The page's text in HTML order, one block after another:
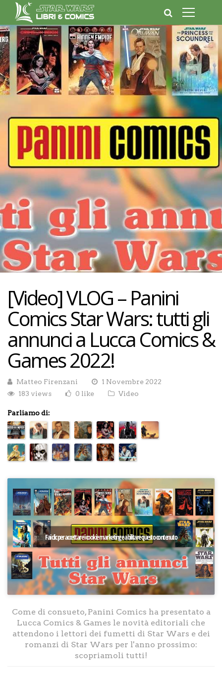
[Video] VLOG – Panini
Comics Star Wars: tutti gli
annunci a Lucca Comics &
Games 2022!
Matteo Firenzani
1 Novembre 2022
183 views
0 like Video
Parliamo di:
Fai clic per accettare i cookie marketing e abilitare questo contenuto
Come di consueto, Panini Comics ha presentato a
Lucca Comics & Games le novità editoriali che
attendono i lettori dei fumetti di Star Wars e dei
romanzi di Star Wars per l'anno prossimo:
scopriamoli tutti!